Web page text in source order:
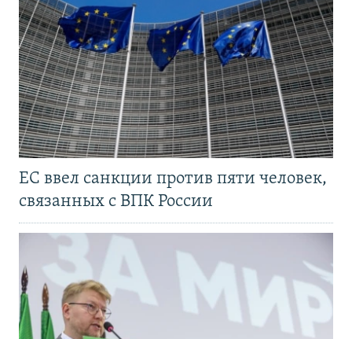
ЕС ввел санкции против пяти человек,
связанных с ВПК России